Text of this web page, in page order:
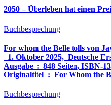
2050 – Überleben hat einen
Buchbesprechung
For whom the Belle tolls von
1. Oktober 2025, ‎ Deutsche
Ausgabe ‏ : ‎ 848 Seiten, ISBN-13 ‏ : ‎ 978-3764533694,
Originaltitel ‏ : ‎ For
Buchbesprechung